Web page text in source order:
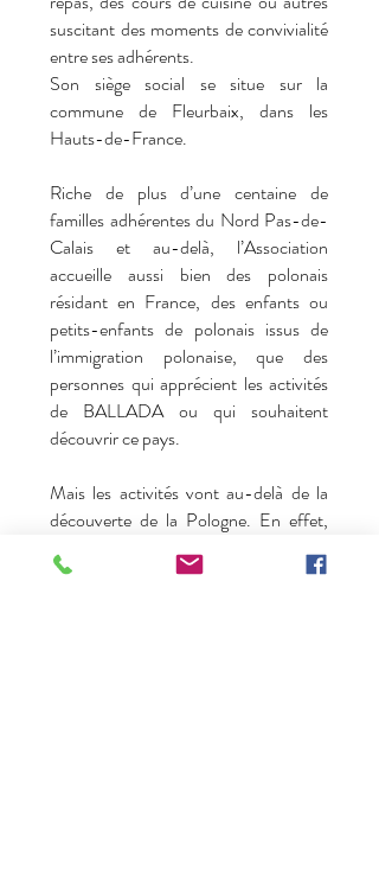
suscitant des moments de convivialité
entre ses adhérents.
Son siège social se situe sur la
commune de Fleurbaix, dans les
Hauts-de-France.
Riche de plus d’une centaine de
familles adhérentes du Nord Pas-de-
Calais et au-delà, l’Association
accueille aussi bien des polonais
résidant en France, des enfants ou
petits-enfants de polonais issus de
l’immigration polonaise, que des
personnes qui apprécient les activités
de BALLADA ou qui souhaitent
découvrir ce pays.
Mais les activités vont au-delà de la
découverte de la Pologne. En effet,
l’association BALLADA propose
également des courts séjours
avec